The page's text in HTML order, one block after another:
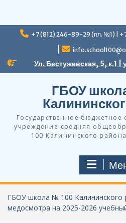
Перейти
+7 (812) 246-89-29 (пл. №1) |
Ул. Бестужевская, 5, к.1 |
ГБОУ
Государственное
учреждение средняя
100 Калининского
ГБОУ школа № 100 Калининского
медосмотра на 2025-2026